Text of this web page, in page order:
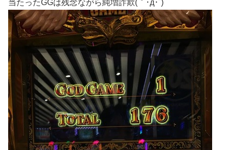
当たったGGは残念ながら純増詐欺(｀･д･´)